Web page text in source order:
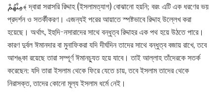
مِنْهُمْ﴾ দ্বারা সরাসরি রিদ্দাহ (ইসলামত্যাগ) বোঝানো হয়নি; বরং এটি এক ধরণের ভয়
প্রদর্শন ও সতর্কীকরণ। এজন্যই পরের আয়াতে স্পষ্টভাবে রিদ্দাহ উল্লেখ করা
হয়েছে। অর্থাৎ, ইহুদি-নসারাদের সাথে বন্ধুত্ব রিদ্দাহর এক পথ হয়ে উঠতে পারে।
কারণ দুর্বল ঈমানদার বা মুনাফিকরা যদি দীর্ঘদিন তাদের সাথে বন্ধুত্ব বজায় রাখে, তবে
আশঙ্কা রয়েছে তারা সম্পূর্ণ ঈমানচ্যুত হয়ে যাবে। তাই আল্লাহ তাঁদেরকে সতর্ক
করেছেন: যদি তারা ইসলাম থেকে ফিরে যেতে চায়, তবে ইসলাম তাদের থেকে
নিরাসক্ত, তাদের কোনো মূল্য ইসলাম ধর্মে নেই।